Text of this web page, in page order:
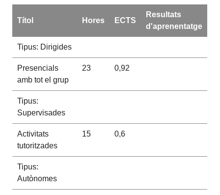
Títol Hores ECTS
Resultats
d'aprenentatge
Tipus: Dirigides
Presencials
amb tot el grup
23 0,92
Tipus:
Supervisades
Activitats
tutoritzades
15 0,6
Tipus:
Autònomes